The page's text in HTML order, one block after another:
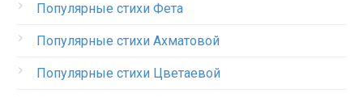
Популярные стихи Фета
Популярные стихи Ахматовой
Популярные стихи Цветаевой